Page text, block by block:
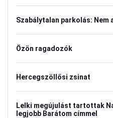
Szabálytalan parkolás:
Özön ragadozók
Hercegszöllősi zsinat
Lelki megújulást tartottak
legjobb Barátom címmel